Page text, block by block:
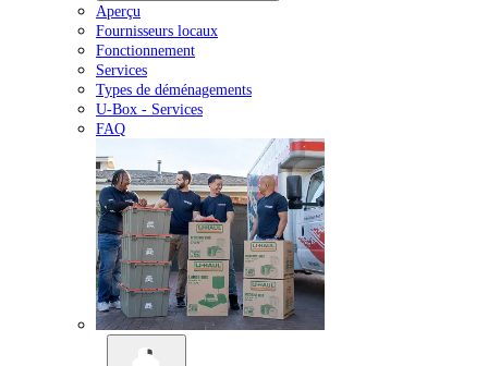
Aperçu
Fournisseurs locaux
Fonctionnement
Services
Types de déménagements
U-Box - Services
FAQ